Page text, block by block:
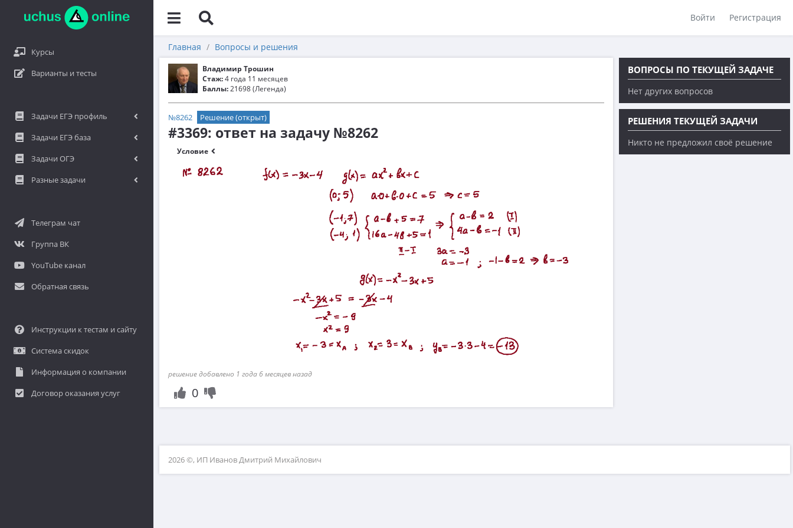
Войти Регистрация
Курсы
Варианты и тесты
Задачи ЕГЭ профиль
Задачи ЕГЭ база
Задачи ОГЭ
Разные задачи
Телеграм чат
Группа ВК
YouTube канал
Обратная связь
Инструкции к тестам и сайту
Система скидок
Информация о компании
Договор оказания услуг
Главная Вопросы и решения
Владимир Трошин
Стаж:4 года 11 месяцев
Баллы:21698 (Легенда)
№8262 Решение (открыт)
#3369: ответ на задачу №8262
Условие
решение добавлено 1 года 6 месяцев назад
0
ВОПРОСЫ ПО ТЕКУЩЕЙ ЗАДАЧЕ
Нет других вопросов
РЕШЕНИЯ ТЕКУЩЕЙ ЗАДАЧИ
Никто не предложил своё решение
2026 ©, ИП Иванов Дмитрий Михайлович